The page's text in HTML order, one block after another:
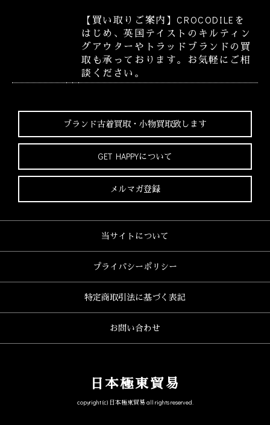
【買い取りご案内】CROCODILEを
はじめ、英国テイストのキルティン
グアウターやトラッドブランドの買
取も承っております。お気軽にご相
談ください。
ブランド古着買取・ 小物買取致します
GET HAPPYについて
メルマガ登録
当サイトについて
プライバシーポリシー
特定商取引法に基づく表記
お問い合わせ
日本極東貿易
copyright (c) 日本極東貿易 all rights reserved.